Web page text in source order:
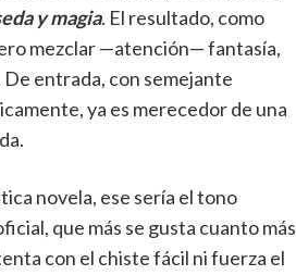
y magia. El resultado, como
mezclar —atención— fantasía,
entrada, con semejante
ya es merecedor de una
novela, ese sería el tono
que más se gusta cuanto más
con el chiste fácil ni fuerza el